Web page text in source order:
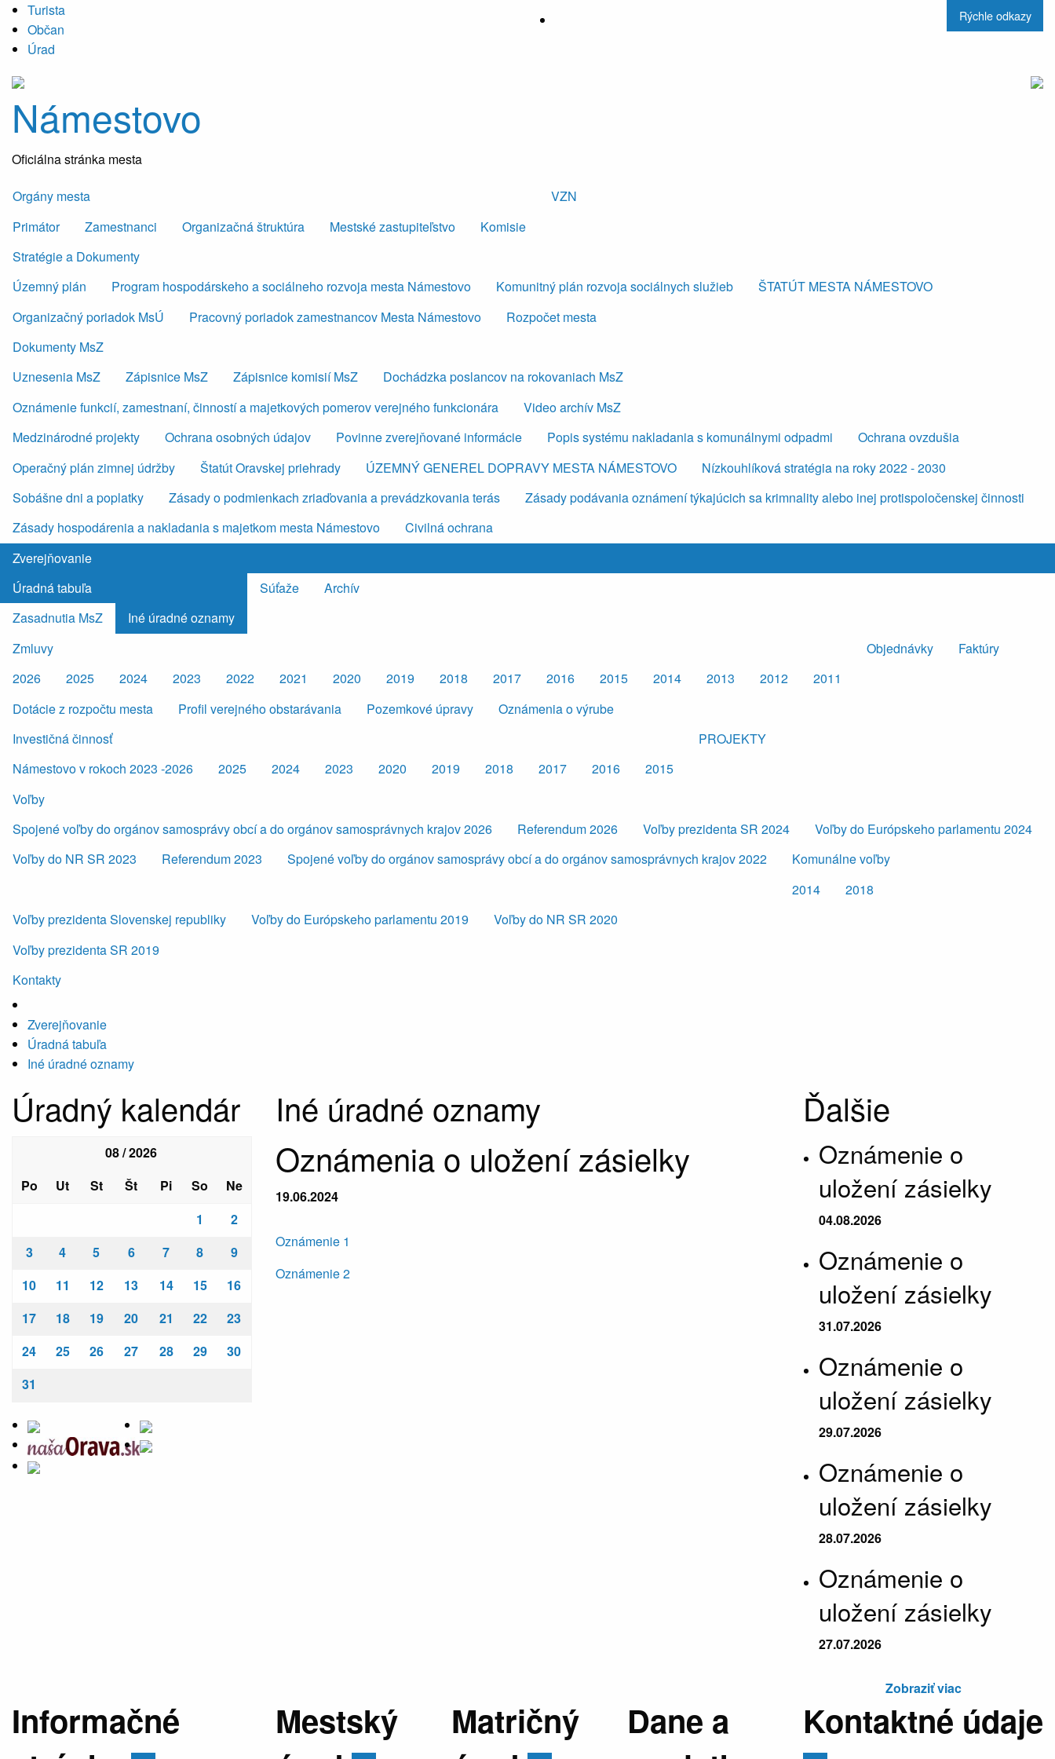
Turista
Občan
Úrad
Rýchle odkazy
Námestovo
Oficiálna stránka mesta
Orgány mesta
Primátor
Zamestnanci Organizačná štruktúra Mestské zastupiteľstvo Komisie
VZN
Stratégie a Dokumenty
Územný plán
Program hospodárskeho a sociálneho rozvoja mesta Námestovo Komunitný plán rozvoja sociálnych služieb
ŠTATÚT MESTA NÁMESTOVO
Organizačný poriadok MsÚ
Pracovný poriadok zamestnancov Mesta Námestovo
Rozpočet mesta
Dokumenty MsZ
Uznesenia MsZ
Zápisnice MsZ Zápisnice komisií MsZ
Dochádzka poslancov na rokovaniach MsZ
Oznámenie funkcií, zamestnaní, činností a majetkových pomerov verejného funkcionára
Video archív MsZ
Medzinárodné projekty
Ochrana osobných údajov Povinne zverejňované informácie Popis systému nakladania s komunálnymi odpadmi
Ochrana ovzdušia
Operačný plán zimnej údržby
Štatút Oravskej priehrady ÚZEMNÝ GENEREL DOPRAVY MESTA NÁMESTOVO
Nízkouhlíková stratégia na roky 2022 - 2030
Sobášne dni a poplatky
Zásady o podmienkach zriaďovania a prevádzkovania terás
Zásady podávania oznámení týkajúcich sa krimnality alebo inej protispoločenskej činnosti
Zásady hospodárenia a nakladania s majetkom mesta Námestovo
Civilná ochrana
Zverejňovanie
Úradná tabuľa
Zasadnutia MsZ
Iné úradné oznamy
Súťaže Archív
Zmluvy
2026
2025 2024 2023 2022 2021 2020 2019 2018 2017 2016 2015 2014 2013 2012 2011
Objednávky Faktúry
Dotácie z rozpočtu mesta Profil verejného obstarávania Pozemkové úpravy
Oznámenia o výrube
Investičná činnosť
Námestovo v rokoch 2023 -2026
2025 2024 2023 2020 2019 2018 2017 2016 2015
PROJEKTY
Voľby
Spojené voľby do orgánov samosprávy obcí a do orgánov samosprávnych krajov 2026
Referendum 2026 Voľby prezidenta SR 2024
Voľby do Európskeho parlamentu 2024
Voľby do NR SR 2023
Referendum 2023 Spojené voľby do orgánov samosprávy obcí a do orgánov samosprávnych krajov 2022
Komunálne voľby
2014
2018
Voľby prezidenta Slovenskej republiky
Voľby prezidenta SR 2019
Voľby do Európskeho parlamentu 2019 Voľby do NR SR 2020
Kontakty
Zverejňovanie
Úradná tabuľa
Iné úradné oznamy
Úradný kalendár
08 / 2026
Po
Ut St Št Pi So
Ne
1
2
3
4 5 6 7 8
9
10
11 12 13 14 15
16
17
18 19 20 21 22
23
24
25 26 27 28 29
30
31
Iné úradné oznamy
Oznámenia o uložení zásielky
19.06.2024
Oznámenie 1
Oznámenie 2
Ďalšie
Oznámenie o
uložení zásielky
04.08.2026
Oznámenie o
uložení zásielky
31.07.2026
Oznámenie o
uložení zásielky
29.07.2026
Oznámenie o
uložení zásielky
28.07.2026
Oznámenie o
uložení zásielky
27.07.2026
Zobraziť viac
Informačné
Mestský
Matričný
Dane a
Kontaktné údaje